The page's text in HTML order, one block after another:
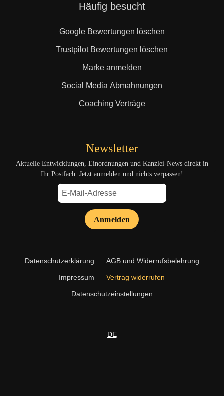
Häufig besucht
Google Bewertungen löschen
Trustpilot Bewertungen löschen
Marke anmelden
Social Media Abmahnungen
Coaching Verträge
Newsletter
Aktuelle Entwicklungen, Einordnungen und Kanzlei-News direkt in
Ihr Postfach. Jetzt anmelden und nichts verpassen!
Anmelden
Navigation
Datenschutzerklärung AGB und Widerrufsbelehrung
Impressum Vertrag widerrufen
Datenschutzeinstellungen
DE